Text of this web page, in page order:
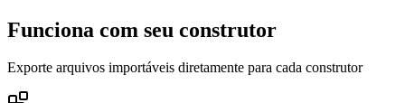
Funciona com seu construtor
Exporte arquivos importáveis diretamente para cada construtor